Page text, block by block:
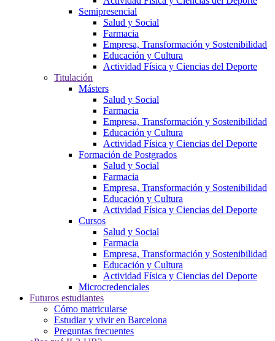
Semipresencial
Salud y Social
Farmacia
Empresa, Transformación y Sostenibilidad
Educación y Cultura
Actividad Física y Ciencias del Deporte
Titulación
Másters
Salud y Social
Farmacia
Empresa, Transformación y Sostenibilidad
Educación y Cultura
Actividad Física y Ciencias del Deporte
Formación de Postgrados
Salud y Social
Farmacia
Empresa, Transformación y Sostenibilidad
Educación y Cultura
Actividad Física y Ciencias del Deporte
Cursos
Salud y Social
Farmacia
Empresa, Transformación y Sostenibilidad
Educación y Cultura
Actividad Física y Ciencias del Deporte
Microcredenciales
Futuros estudiantes
Cómo matricularse
Estudiar y vivir en Barcelona
Preguntas frecuentes